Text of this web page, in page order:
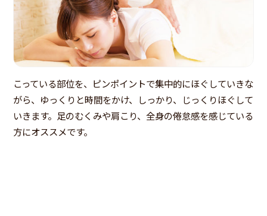
こっている部位を、ピンポイントで集中的にほぐしていきな
がら、ゆっくりと時間をかけ、しっかり、じっくりほぐして
いきます。足のむくみや肩こり、全身の倦怠感を感じている
方にオススメです。